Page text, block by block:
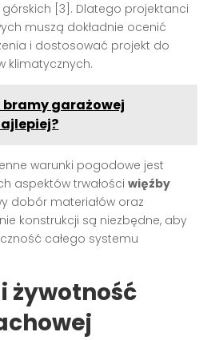
[3]. Dlatego projektanci
muszą dokładnie ocenić
i dostosować projekt do
klimatycznych.
bramy garażowej
warunki pogodowe jest
aspektów trwałościwięźby
dobór materiałów oraz
konstrukcji są niezbędne, aby
całego systemu
żywotność